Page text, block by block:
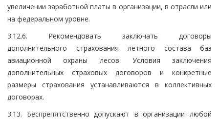
увеличении заработной платы в организации, в отрасли или
на федеральном уровне.
3.12.6. Рекомендовать заключать договоры
дополнительного страхования летного состава баз
авиационной охраны лесов. Условия заключения
дополнительных страховых договоров и конкретные
размеры страхования устанавливаются в коллективных
договорах.
3.13. Беспрепятственно допускают в организации любой